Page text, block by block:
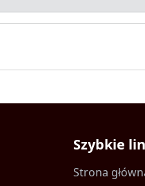
Szybkie
Strona